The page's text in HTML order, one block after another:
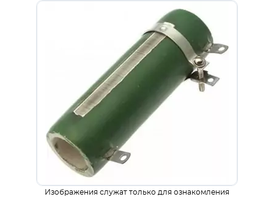
Изображения служат только для ознакомления